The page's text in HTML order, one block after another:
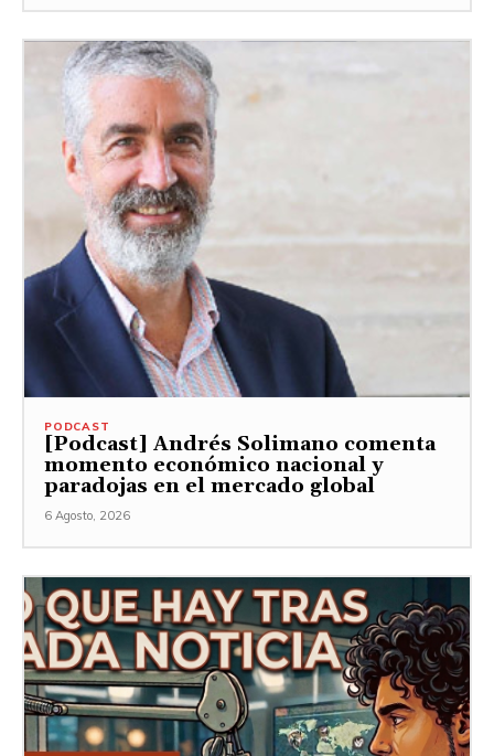
PODCAST
[Podcast] Andrés Solimano comenta
momento económico nacional y
paradojas en el mercado global
6 Agosto, 2026